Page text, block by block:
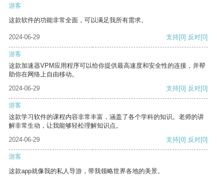
游客
这款软件的功能非常全面，可以满足我所有需求。
2024-06-29 支持[0] 反对[0]
游客
这款加速器VPM应用程序可以给你提供最高速度和安全性的连接，并帮
助你在网络上自由移动。
2024-06-29
支持[0] 反对[0]
游客
这款学习软件的课程内容非常丰富，涵盖了各个学科的知识。老师的讲
解非常生动，让我能够轻松理解知识点。
2024-06-29
支持[0] 反对[0]
游客
这款app就像我的私人导游，带我领略世界各地的美景。